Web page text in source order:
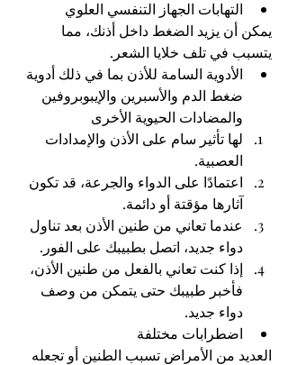
التهابات الجهاز التنفسي العلوي
يمكن أن يزيد الضغط داخل أذنك، مما
يتسبب في تلف خلايا الشعر.
الأدوية السامة للأذن بما في ذلك أدوية
ضغط الدم والأسبرين والإيبوبروفين
والمضادات الحيوية الأخرى
لها تأثير سام على الأذن والإمدادات
العصبية.
اعتمادًا على الدواء والجرعة، قد تكون
آثارها مؤقتة أو دائمة.
عندما تعاني من طنين الأذن بعد تناول
دواء جديد، اتصل بطبيبك على الفور.
إذا كنت تعاني بالفعل من طنين الأذن،
فأخبر طبيبك حتى يتمكن من وصف
دواء جديد.
اضطرابات مختلفة
العديد من الأمراض تسبب الطنين أو تجعله